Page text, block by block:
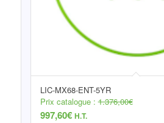
LIC-MX68-ENT-5YR
Prix catalogue :1.376,00€
997,60€ H.T.